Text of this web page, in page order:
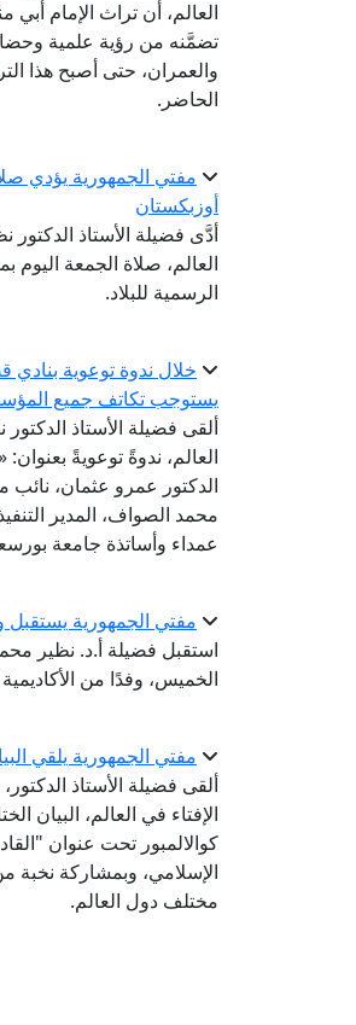
العالم، أن تراث الإمام أبي
تضمَّنه من رؤية علمية
والعمران، حتى أصبح هذا
الحاضر.
مفتي الجمهورية يؤدي
أوزبكستان
أدَّى فضيلة الأستاذ الدكتور
العالم، صلاة الجمعة
الرسمية للبلاد.
خلال ندوة توعوية
يستوجب تكاتف جميع
ألقى فضيلة الأستاذ
العالم، ندوةً توعويةً
الدكتور عمرو عثمان،
محمد الصواف، المدير
عمداء وأساتذة جامعة
مفتي الجمهورية يستقبل
استقبل فضيلة أ.د. نظير
الخميس، وفدًا من
مفتي الجمهورية يلقي البيان الختامي
ألقى فضيلة الأستاذ
كوالالمبور تحت عنوان
الإسلامي، وبمشاركة نخبة
مختلف دول العالم.